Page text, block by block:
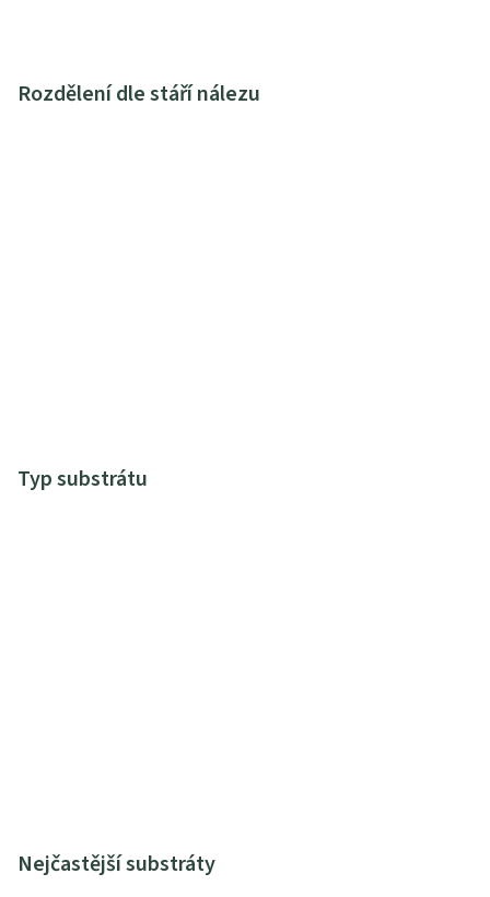
Rozdělení dle stáří nálezu
Typ substrátu
Nejčastější substráty